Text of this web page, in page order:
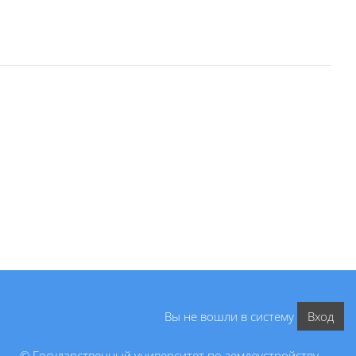
Вы не вошли в систему Вход